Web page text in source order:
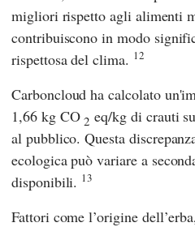
migliori rispetto agli alimenti
contribuiscono in modo
rispettosa del clima. 12
Carboncloud ha calcolato
1,66 kg CO2 eq/kg di crauti
al pubblico. Questa
ecologica può variare a
disponibili. 13
Fattori come l’origine